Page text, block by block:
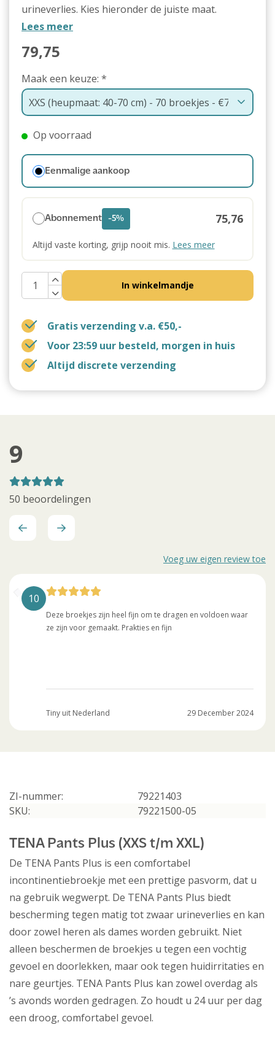
urineverlies. Kies hieronder de juiste maat.
Lees meer
79,75
Maak een keuze: *
Op voorraad
Eenmalige aankoop
Abonnement -5% 75,76
Altijd vaste korting, grijp nooit mis. Lees meer
In winkelmandje
Gratis verzending v.a. €50,-
Voor 23:59 uur besteld, morgen in huis
Altijd discrete verzending
9
50 beoordelingen
Voeg uw eigen review toe
10
Deze broekjes zijn heel fijn om te dragen en voldoen waar
ze zijn voor gemaakt. Prakties en fijn
Tiny uit Nederland 29 December 2024
ZI-nummer:
79221403
SKU:
79221500-05
TENA Pants Plus (XXS t/m XXL)
De TENA Pants Plus is een comfortabel
incontinentiebroekje met een prettige pasvorm, dat u
na gebruik wegwerpt. De TENA Pants Plus biedt
bescherming tegen matig tot zwaar urineverlies en kan
door zowel heren als dames worden gebruikt. Niet
alleen beschermen de broekjes u tegen een vochtig
gevoel en doorlekken, maar ook tegen huidirritaties en
nare geurtjes. TENA Pants Plus kan zowel overdag als
’s avonds worden gedragen. Zo houdt u 24 uur per dag
een droog, comfortabel gevoel.